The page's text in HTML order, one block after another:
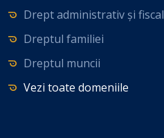
Drept administrativ și fiscal
Dreptul familiei
Dreptul muncii
Vezi toate domeniile